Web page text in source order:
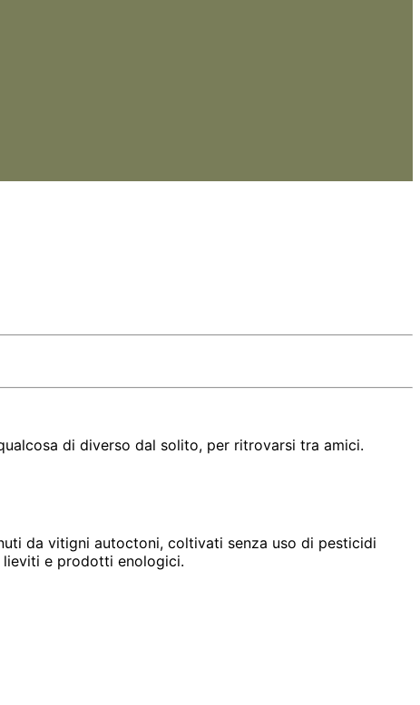
di diverso dal solito, per ritrovarsi tra amici.
da vitigni autoctoni, coltivati senza uso di pesticidi
lieviti e prodotti enologici.